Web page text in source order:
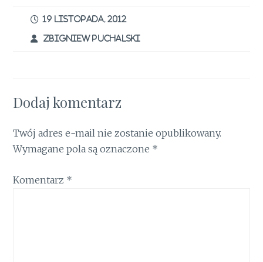
o
o
r
st
e
19 LISTOPADA, 2012
ZBIGNIEW PUCHALSKI
Dodaj komentarz
Twój adres e-mail nie zostanie opublikowany.
Wymagane pola są oznaczone *
Komentarz *